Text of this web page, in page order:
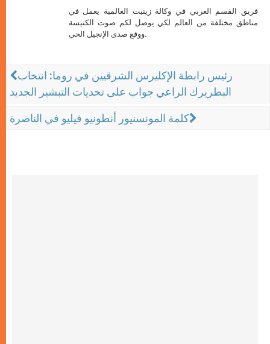
فريق القسم العربي في وكالة زينيت العالمية يعمل في
مناطق مختلفة من العالم لكي يوصل لكم صوت الكنيسة
ووقع صدى الإنجيل الحي.
رئيس رابطة الإكليرس الشرقيين في روما: انتخاب
البطريرك الراعي جواب على تحديات التبشير الجديد
كلمة المونسنيور أنطونيو فيليو في الناصرة